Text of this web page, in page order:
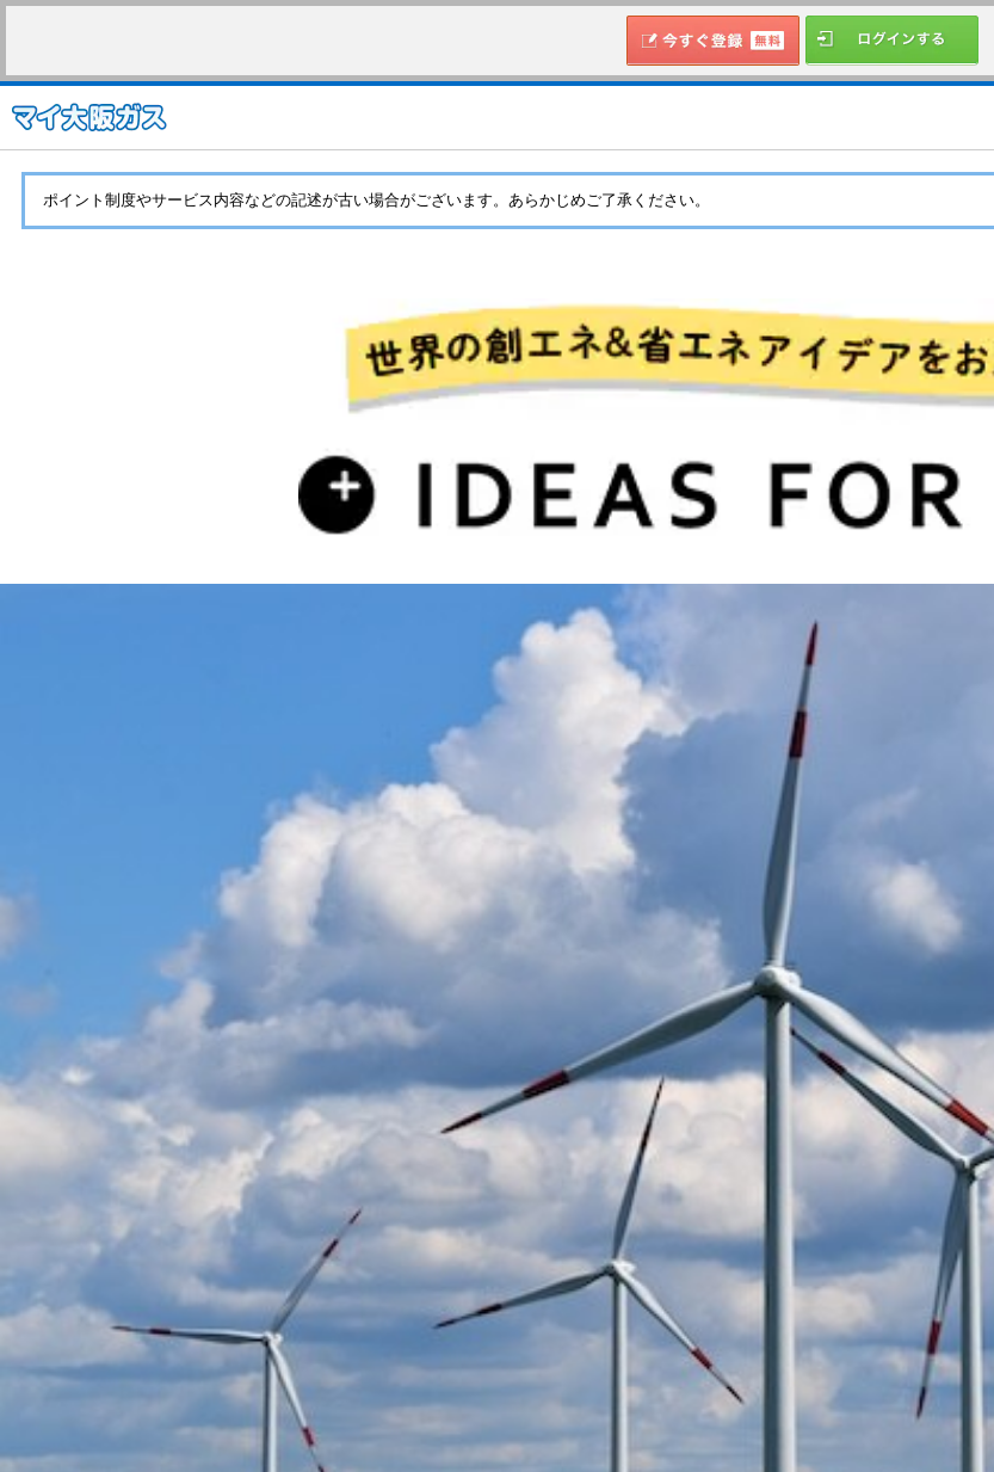
ポイント制度やサービス内容などの記述が古い場合がございます。あらかじめご了承ください。